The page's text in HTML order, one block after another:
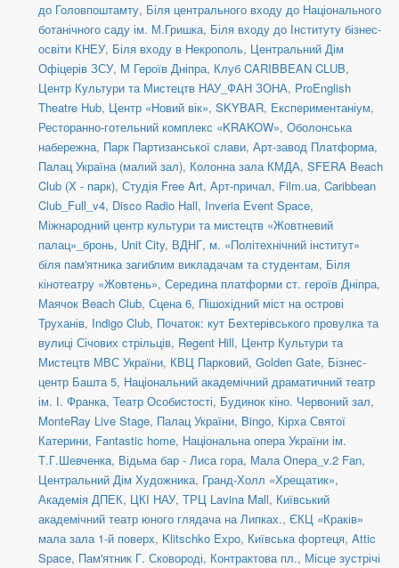
до Головпоштамту, Біля центрального входу до Національного
ботанічного саду ім. М.Гришка, Біля входу до Інституту бізнес-
освіти КНЕУ, Біля входу в Некрополь, Центральний Дім
Офіцерів ЗСУ, М Героїв Дніпра, Клуб CARIBBEAN CLUB,
Центр Культури та Мистецтв НАУ_ФАН ЗОНА, ProEnglish
Theatre Hub, Центр «Новий вік», SKYBAR, Експериментаніум,
Ресторанно-готельний комплекс «KRAKOW», Оболонська
набережна, Парк Партизанської слави, Арт-завод Платформа,
Палац Україна (малий зал), Колонна зала КМДА, SFERA Beach
Club (Х - парк), Студія Free Art, Арт-причал, Film.ua, Caribbean
Club_Full_v4, Disco Radio Hall, Inveria Event Space,
Міжнародний центр культури та мистецтв «Жовтневий
палац»_бронь, Unit Сity, ВДНГ, м. «Політехнічний інститут»
біля пам'ятника загиблим викладачам та студентам, Біля
кінотеатру «Жовтень», Середина платформи ст. героїв Дніпра,
Маячок Beach Club, Сцена 6, Пішохідний міст на острові
Труханів, Indigo Club, Початок: кут Бехтерівського провулка та
вулиці Січових стрільців, Regent Hill, Центр Культури та
Мистецтв МВС України, КВЦ Парковий, Golden Gate, Бізнес-
центр Башта 5, Національний академічний драматичний театр
ім. І. Франка, Театр Особистості, Будинок кіно. Червоний зал,
MonteRay Live Stage, Палац України, Bingo, Кірха Святої
Катерини, Fantastic home, Національна опера України ім.
Т.Г.Шевченка, Відьма бар - Лиса гора, Мала Опера_v.2 Fan,
Центральний Дім Художника, Гранд-Холл «Хрещатик»,
Академія ДПЕК, ЦКІ НАУ, ТРЦ Lavina Mall, Київський
академічний театр юного глядача на Липках., ЄКЦ «Краків»
мала зала 1-й поверх, Klitschko Expo, Київська фортеця, Attic
Space, Пам'ятник Г. Сковороді, Контрактова пл., Місце зустрічі